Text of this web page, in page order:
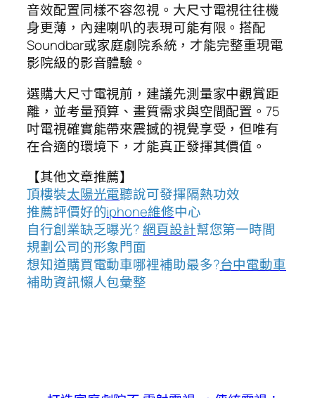
音效配置同樣不容忽視。大尺寸電視往往機
身更薄，內建喇叭的表現可能有限。搭配
Soundbar或家庭劇院系統，才能完整重現電
影院級的影音體驗。
選購大尺寸電視前，建議先測量家中觀賞距
離，並考量預算、畫質需求與空間配置。75
吋電視確實能帶來震撼的視覺享受，但唯有
在合適的環境下，才能真正發揮其價值。
【其他文章推薦】
頂樓裝太陽光電聽說可發揮隔熱功效
推薦評價好的iphone維修中心
自行創業缺乏曝光?網頁設計幫您第一時間
規劃公司的形象門面
想知道購買電動車哪裡補助最多?台中電動車
補助資訊懶人包彙整